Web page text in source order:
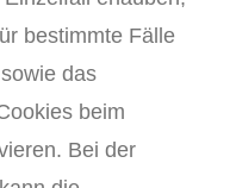
bestimmte Fälle
das
beim
Bei der